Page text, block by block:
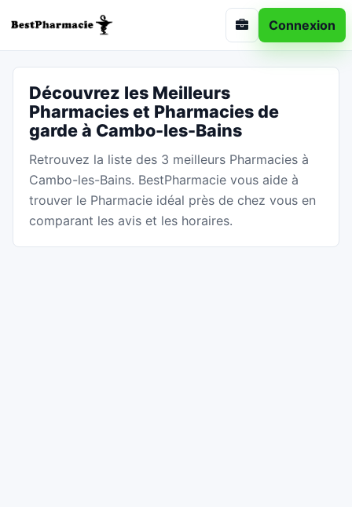
Connexion
Découvrez les Meilleurs
Pharmacies et Pharmacies de
garde à Cambo-les-Bains
Retrouvez la liste des 3 meilleurs Pharmacies à
Cambo-les-Bains. BestPharmacie vous aide à
trouver le Pharmacie idéal près de chez vous en
comparant les avis et les horaires.